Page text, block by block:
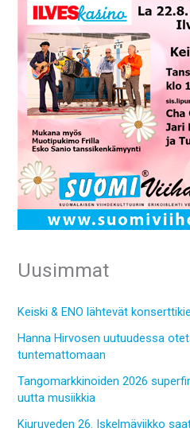
Uusimmat
Keiski & ENO lähtevät
Hanna Hirvosen uutuudessa
tuntemattomaan
Tangomarkkinoiden 2026
uutta musiikkia
Kiuruveden 26. Iskelmäviikko